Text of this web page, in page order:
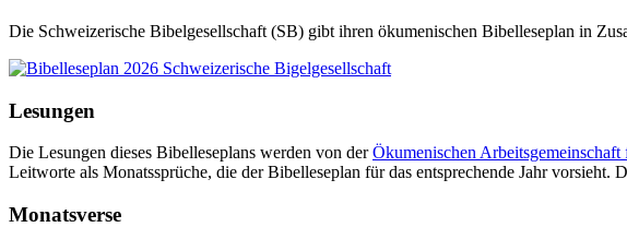
Die Schweizerische Bibelgesellschaft (SB) gibt ihren ökumenischen Bibelleseplan in
Lesungen
Die Lesungen dieses Bibelleseplans werden von derÖkumenischen
Leitworte als Monatssprüche, die der Bibelleseplan für das entsprechende Jahr
Monatsverse